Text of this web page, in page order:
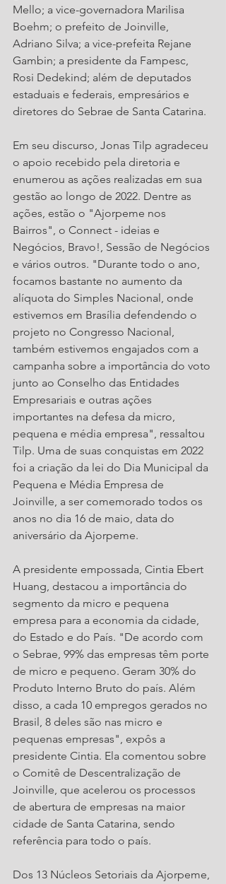
Mello; a vice-governadora Marilisa
Boehm; o prefeito de Joinville,
Adriano Silva; a vice-prefeita Rejane
Gambin; a presidente da Fampesc,
Rosi Dedekind; além de deputados
estaduais e federais, empresários e
diretores do Sebrae de Santa Catarina.
Em seu discurso, Jonas Tilp agradeceu
o apoio recebido pela diretoria e
enumerou as ações realizadas em sua
gestão ao longo de 2022. Dentre as
ações, estão o "Ajorpeme nos
Bairros", o Connect - ideias e
Negócios, Bravo!, Sessão de Negócios
e vários outros. "Durante todo o ano,
focamos bastante no aumento da
alíquota do Simples Nacional, onde
estivemos em Brasília defendendo o
projeto no Congresso Nacional,
também estivemos engajados com a
campanha sobre a importância do voto
junto ao Conselho das Entidades
Empresariais e outras ações
importantes na defesa da micro,
pequena e média empresa", ressaltou
Tilp. Uma de suas conquistas em 2022
foi a criação da lei do Dia Municipal da
Pequena e Média Empresa de
Joinville, a ser comemorado todos os
anos no dia 16 de maio, data do
aniversário da Ajorpeme.
A presidente empossada, Cintia Ebert
Huang, destacou a importância do
segmento da micro e pequena
empresa para a economia da cidade,
do Estado e do País. "De acordo com
o Sebrae, 99% das empresas têm porte
de micro e pequeno. Geram 30% do
Produto Interno Bruto do país. Além
disso, a cada 10 empregos gerados no
Brasil, 8 deles são nas micro e
pequenas empresas", expôs a
presidente Cintia. Ela comentou sobre
o Comitê de Descentralização de
Joinville, que acelerou os processos
de abertura de empresas na maior
cidade de Santa Catarina, sendo
referência para todo o país.
Dos 13 Núcleos Setoriais da Ajorpeme,